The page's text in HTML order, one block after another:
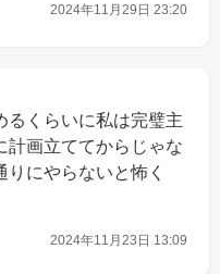
2024年11月29日 23:20
るくらいに私は完璧主
計画立ててからじゃな
にやらないと怖く
2024年11月23日 13:09